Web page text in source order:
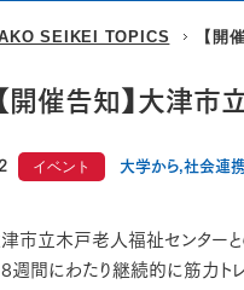
SEIKEI TOPICS 【開
【開催告知】大津市
イベント 大学から,社会連
市立木戸老人福祉センターと
週間にわたり継続的に筋力ト